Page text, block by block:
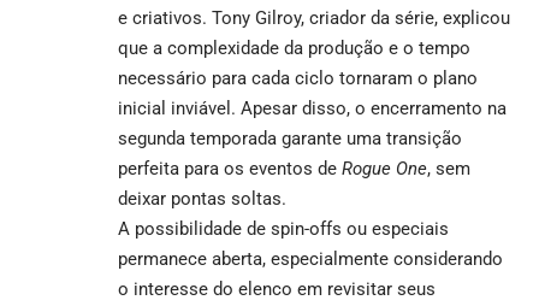
e criativos. Tony Gilroy, criador da série, explicou
que a complexidade da produção e o tempo
necessário para cada ciclo tornaram o plano
inicial inviável. Apesar disso, o encerramento na
segunda temporada garante uma transição
perfeita para os eventos de Rogue One, sem
deixar pontas soltas.
A possibilidade de spin-offs ou especiais
permanece aberta, especialmente considerando
o interesse do elenco em revisitar seus